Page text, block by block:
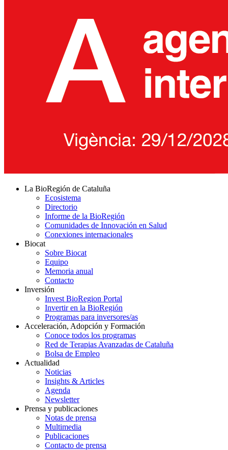
La BioRegión de Cataluña
Ecosistema
Directorio
Informe de la BioRegión
Comunidades de Innovación en Salud
Conexiones internacionales
Biocat
Sobre Biocat
Equipo
Memoria anual
Contacto
Inversión
Invest BioRegion Portal
Invertir en la BioRegión
Programas para inversores/as
Acceleración, Adopción y Formación
Conoce todos los programas
Red de Terapias Avanzadas de Cataluña
Bolsa de Empleo
Actualidad
Noticias
Insights & Articles
Agenda
Newsletter
Prensa y publicaciones
Notas de prensa
Multimedia
Publicaciones
Contacto de prensa